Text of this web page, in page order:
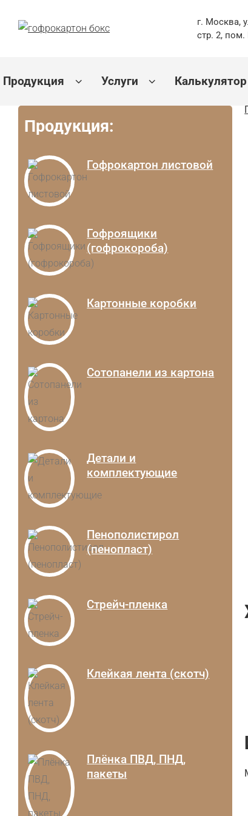
г. Москва,
стр. 2, пом.
Продукция Услуги Калькулятор
Продукция:
Гофрокартон листовой
Гофроящики
(гофрокороба)
Картонные коробки
Сотопанели из картона
Детали и
комплектующие
Пенополистирол
(пенопласт)
Стрейч-пленка
Клейкая лента (скотч)
Плёнка ПВД, ПНД,
пакеты